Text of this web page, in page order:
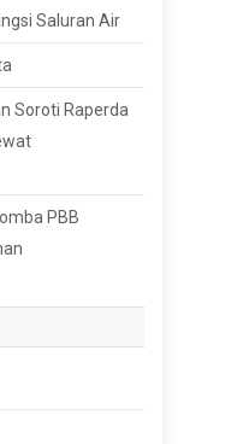
Saluran Air
Soroti Raperda
PBB